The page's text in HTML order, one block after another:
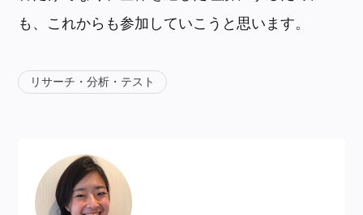
も、これからも参加していこうと思います。
リサーチ・分析・テスト